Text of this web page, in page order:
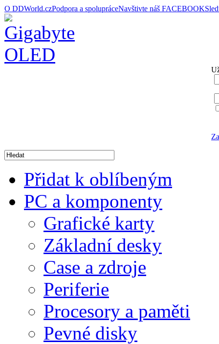
O DDWorld.czPodpora a spolupráceNavštivte náš FACEBOOK
Přidat k oblíbeným
PC a komponenty
Grafické karty
Základní desky
Case a zdroje
Periferie
Procesory a paměti
Pevné disky